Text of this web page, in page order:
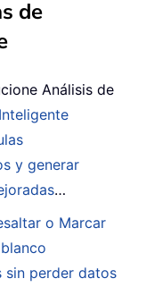
de
Análisis de
y generar
…
o Marcar
sin perder datos